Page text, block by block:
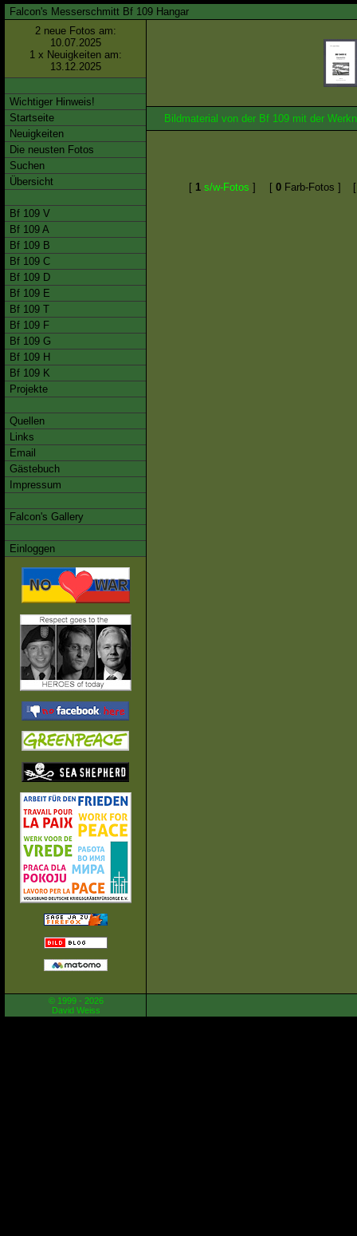
Falcon's Messerschmitt Bf 109 Hangar
2 neue Fotos am:
10.07.2025
1 x Neuigkeiten am:
13.12.2025
Wichtiger Hinweis!
Startseite
Neuigkeiten
Die neusten Fotos
Suchen
Übersicht
Bf 109 V
Bf 109 A
Bf 109 B
Bf 109 C
Bf 109 D
Bf 109 E
Bf 109 T
Bf 109 F
Bf 109 G
Bf 109 H
Bf 109 K
Projekte
Quellen
Links
Email
Gästebuch
Impressum
Falcon's Gallery
Einloggen
Bildmaterial von der Bf 109 mit der
[ 1 s/w-Fotos ] [ 0 Farb-Fotos ]
© 1999 - 2026
David Weiss